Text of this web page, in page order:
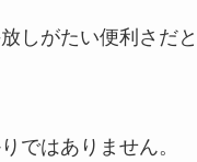
しがたい便利さだ
ではありません。